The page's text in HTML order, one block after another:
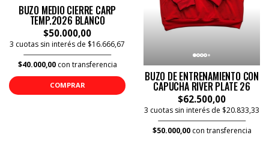
BUZO MEDIO CIERRE CARP
TEMP.2026 BLANCO
$50.000,00
3 cuotas sin interés de $16.666,67
$40.000,00con transferencia
COMPRAR
BUZO DE ENTRENAMIENTO CON
CAPUCHA RIVER PLATE 26
$62.500,00
3 cuotas sin interés de $20.833,33
$50.000,00con transferencia